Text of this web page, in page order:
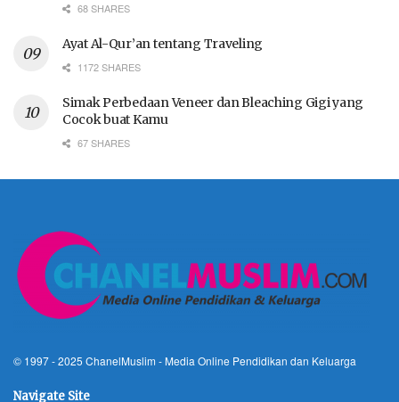
68 SHARES
Ayat Al-Qur’an tentang Traveling
1172 SHARES
Simak Perbedaan Veneer dan Bleaching Gigi yang
Cocok buat Kamu
67 SHARES
© 1997 - 2025 ChanelMuslim - Media Online Pendidikan dan Keluarga
Navigate Site